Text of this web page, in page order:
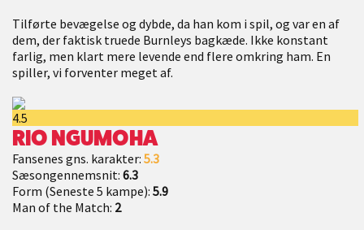
Tilførte bevægelse og dybde, da han kom i spil, og var en af
dem, der faktisk truede Burnleys bagkæde. Ikke konstant
farlig, men klart mere levende end flere omkring ham. En
spiller, vi forventer meget af.
4.5
RIO NGUMOHA
Fansenes gns. karakter: 5.3
Sæsongennemsnit: 6.3
Form (Seneste 5 kampe): 5.9
Man of the Match: 2